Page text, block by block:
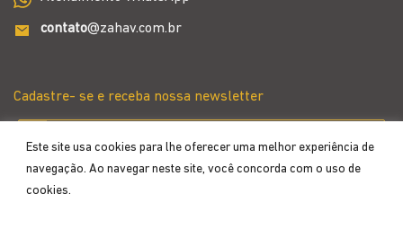
Este site usa cookies para lhe oferecer uma melhor experiência de
navegação. Ao navegar neste site, você concorda com o uso de
cookies.
contato@zahav.com.br
Cadastre- se e receba nossa newsletter